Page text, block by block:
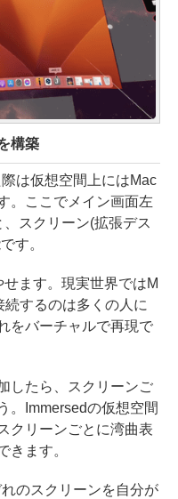
構築
は仮想空間上にはMac
。ここでメイン画面左
、スクリーン(拡張デス
す。
ます。現実世界ではM
するのは多くの人に
をバーチャルで再現で
したら、スクリーンご
。Immersedの仮想空間
クリーンごとに湾曲表
きます。
のスクリーンを自分が